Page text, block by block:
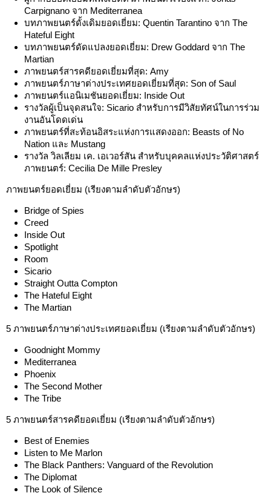
Carpignano จาก Mediterranea
บทภาพยนตร์ดั้งเดิมยอดเยี่ยม: Quentin Tarantino จาก The
Hateful Eight
บทภาพยนตร์ดัดแปลงยอดเยี่ยม: Drew Goddard จาก The
Martian
ภาพยนตร์สารคดียอดเยี่ยมที่สุด: Amy
ภาพยนตร์ภาษาต่างประเทศยอดเยี่ยมที่สุด: Son of Saul
ภาพยนตร์แอนิเมชันยอดเยี่ยม: Inside Out
รางวัลผู้เป็นจุดสนใจ: Sicario สำหรับการมีวิสัยทัศน์ในการร่วม
งานอันโดดเด่น
ภาพยนตร์ที่สะท้อนอิสระแห่งการแสดงออก: Beasts of No
Nation และ Mustang
รางวัล วิลเลียม เค. เอเวอร์สัน สำหรับบุคคลแห่งประวัติศาสตร์
ภาพยนตร์: Cecilia De Mille Presley
ภาพยนตร์ยอดเยี่ยม (เรียงตามลำดับตัวอักษร)
Bridge of Spies
Creed
Inside Out
Spotlight
Room
Sicario
Straight Outta Compton
The Hateful Eight
The Martian
5 ภาพยนตร์ภาษาต่างประเทศยอดเยี่ยม (เรียงตามลำดับตัวอักษร)
Goodnight Mommy
Mediterranea
Phoenix
The Second Mother
The Tribe
5 ภาพยนตร์สารคดียอดเยี่ยม (เรียงตามลำดับตัวอักษร)
Best of Enemies
Listen to Me Marlon
The Black Panthers: Vanguard of the Revolution
The Diplomat
The Look of Silence